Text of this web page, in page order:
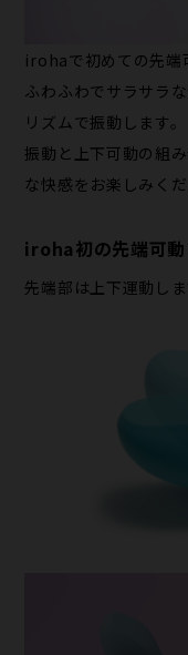
irohaで初めての先端
ふわふわでサラサラ
リズムで振動します。
振動と上下可動の組
な快感をお楽しみくだ
iroha初の先端可動
先端部は上下運動しま